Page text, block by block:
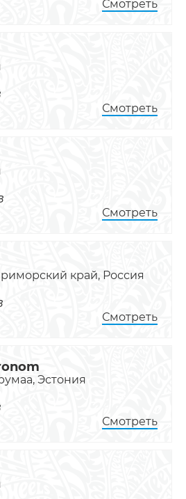
Смотреть
Смотреть
Смотреть
край, Россия
Смотреть
Эстония
Смотреть